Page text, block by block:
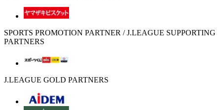
SPORTS PROMOTION PARTNER / J.LEAGUE SUPPORTING
PARTNERS
J.LEAGUE GOLD PARTNERS